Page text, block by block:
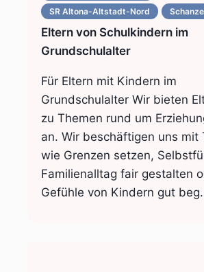
SR Altona-Altstadt-Nord
Schanze
Eltern von Schulkindern im
Grundschulalter
Für Eltern mit Kindern im
Grundschulalter Wir bieten
zu Themen rund um
an. Wir beschäftigen uns mit
wie Grenzen setzen,
Familienalltag fair gestalten
Gefühle von Kindern gut